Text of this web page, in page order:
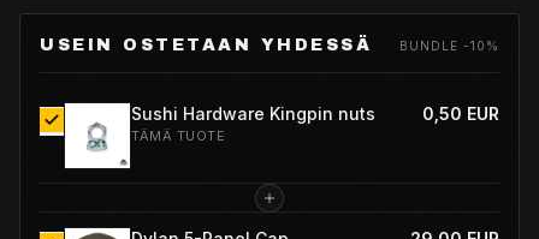
USEIN OSTETAAN YHDESSÄ BUNDLE -10%
Sushi Hardware Kingpin nuts
TÄMÄ TUOTE
0,50 EUR